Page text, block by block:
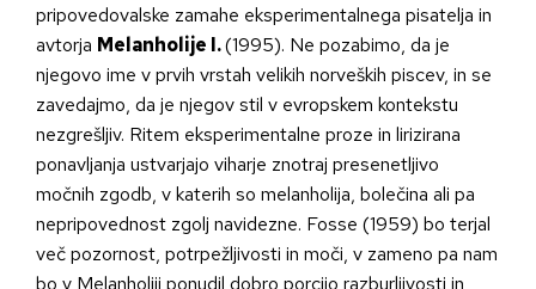
pripovedovalske zamahe eksperimentalnega pisatelja in
avtorja Melanholije I.(1995). Ne pozabimo, da je
njegovo ime v prvih vrstah velikih norveških piscev, in se
zavedajmo, da je njegov stil v evropskem kontekstu
nezgrešljiv. Ritem eksperimentalne proze in lirizirana
ponavljanja ustvarjajo viharje znotraj presenetljivo
močnih zgodb, v katerih so melanholija, bolečina ali pa
nepripovednost zgolj navidezne. Fosse (1959) bo terjal
več pozornost, potrpežljivosti in moči, v zameno pa nam
bo v Melanholiji ponudil dobro porcijo razburljivosti in